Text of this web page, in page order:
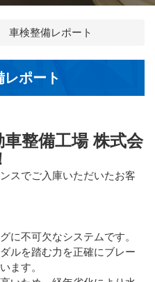
車検整備レポート
ポート
整備工場 株式会
スでご入庫いただいたお客
に不可欠なシステムです。
ルを踏む力を正確にブレー
ます。